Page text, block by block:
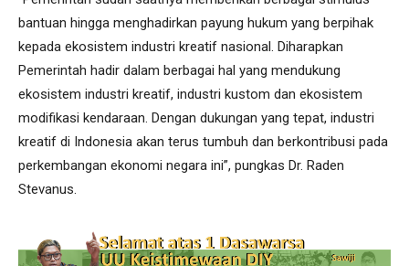
bantuan hingga menghadirkan payung hukum yang berpihak
kepada ekosistem industri kreatif nasional. Diharapkan
Pemerintah hadir dalam berbagai hal yang mendukung
ekosistem industri kreatif, industri kustom dan ekosistem
modifikasi kendaraan. Dengan dukungan yang tepat, industri
kreatif di Indonesia akan terus tumbuh dan berkontribusi pada
perkembangan ekonomi negara ini”, pungkas Dr. Raden
Stevanus.